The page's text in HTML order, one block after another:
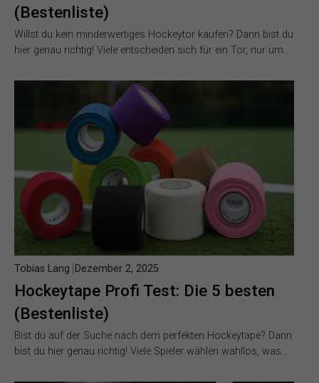
(Bestenliste)
Willst du kein minderwertiges Hockeytor kaufen? Dann bist du
hier genau richtig! Viele entscheiden sich für ein Tor, nur um…
Hockeytape Profi Test: Die 5 besten
(Bestenliste)
Tobias Lang Dezember 2, 2025
Bist du auf der Suche nach dem perfekten Hockeytape? Dann
bist du hier genau richtig! Viele Spieler wählen wahllos, was…